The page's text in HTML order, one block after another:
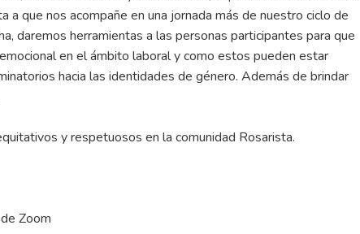
a que nos acompañe en una jornada más de nuestro ciclo de
daremos herramientas a las personas participantes para que
en el ámbito laboral y como estos pueden estar
hacia las identidades de género. Además de brindar
y respetuosos en la comunidad Rosarista.
Zoom